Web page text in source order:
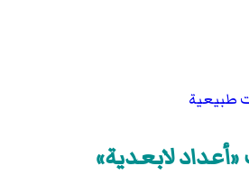
طبيعية
لابعدية»